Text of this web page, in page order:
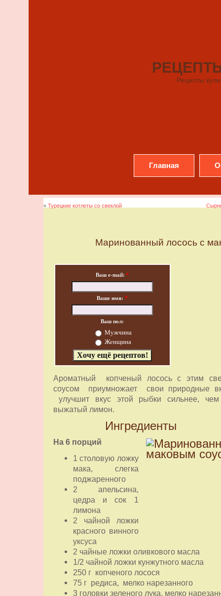
Рецепты
Главная
« Турецкие котлеты со свеклой
Маринованный лосось с
Ваш e-mail: *
Ваше имя: *
Ваш пол:
Мужчина
Женщина
Ароматный копченый лосось с этим
соусом приумножает свои природные
улучшит вкус этой рыбки сильнее,
выжатый лимон.
Ингредиенты
На 6 порций
1 столовую ложку
мака, слегка
поджаренного
2 апельсина,
цедра и сок 1
лимона
2 чайной ложки
красного винного
уксуса
2 чайные ложки оливкового масла
1/2 чайной ложки кунжутного масла
250 г копченого лосося
75 г редиса, мелко нарезанного
3 головки зеленого лука, мелко